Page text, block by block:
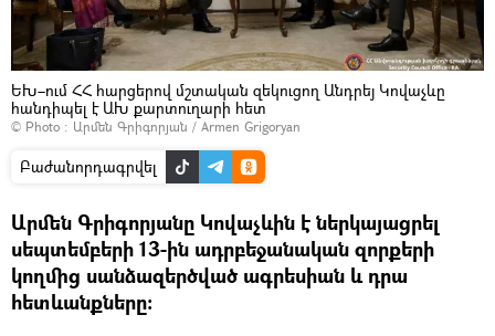
ԵԽ–ում ՀՀ հարցերով մշտական զեկուցող Անդրեյ Կովաչևը
հանդիպել է ԱԽ քարտուղարի հետ
© Photo : Արմեն Գրիգորյան / Armen Grigoryan
Բաժանորդագրվել
Արմեն Գրիգորյանը Կովաչևին է ներկայացրել
սեպտեմբերի 13-ին ադրբեջանական զորքերի
կողմից սանձազերծված ագրեսիան և դրա
հետևանքները։